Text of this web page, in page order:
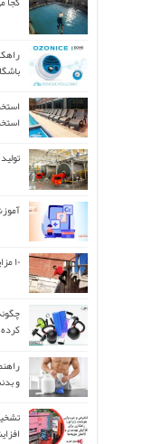
۱۰ مزایای یادگیری ورزش خیابانی مانند پارکور
و